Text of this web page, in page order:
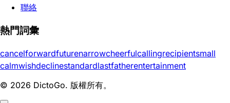
聯絡
熱門詞彙
cancelforwardfuturenarrowcheerfulcallingrecipientsmall
calmwishdeclinestandardlastfatherentertainment
© 2026 DictoGo. 版權所有。